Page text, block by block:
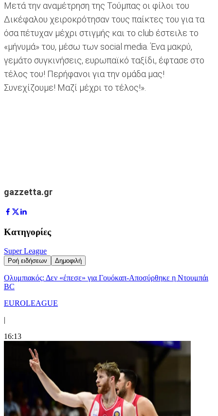
Μετά την αναμέτρηση της Τούμπας οι φίλοι του
Δικέφαλου χειροκρότησαν τους παίκτες του για τα
όσα πέτυχαν μέχρι στιγμής και το club έστειλε το
«μήνυμά» του, μέσω των social media. Ένα μακρύ,
γεμάτο συγκινήσεις, ευρωπαϊκό ταξίδι, έφτασε στο
τέλος του! Περήφανοι για την ομάδα μας!
Συνεχίζουμε! Μαζί μέχρι το τέλος!».
gazzetta.gr
Κατηγορίες
Super League
Ροή ειδήσεων Δημοφιλή
Ολυμπιακός: Δεν «έπεσε» για Γουόκαπ-Αποσύρθηκε η Ντουμπάι
BC
EUROLEAGUE
|
16:13